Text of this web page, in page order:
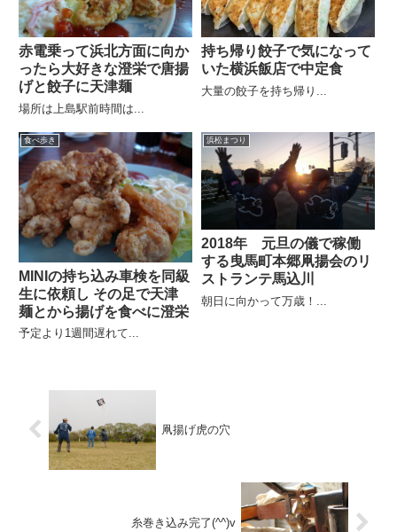
赤電乗って浜北方面に向か
ったら大好きな澄栄で唐揚
げと餃子に天津麺
場所は上島駅前時間は...
持ち帰り餃子で気になって
いた横浜飯店で中定食
大量の餃子を持ち帰り...
食べ歩き
MINIの持ち込み車検を同級
生に依頼し その足で天津
麺とから揚げを食べに澄栄
予定より1週間遅れて...
浜松まつり
2018年 元旦の儀で稼働
する曳馬町本郷凧揚会のリ
ストランテ馬込川
朝日に向かって万歳！...
凧揚げ虎の穴
糸巻き込み完了(^^)v